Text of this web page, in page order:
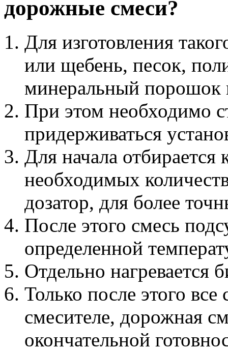
дорожные смеси?
Для изготовления
или щебень, песок,
минеральный порошок
При этом необходимо
придерживаться
Для начала отбирается
необходимых
дозатор, для более
После этого смесь
определенной
Отдельно нагревается
Только после этого
смесителе, дорожная
окончательной